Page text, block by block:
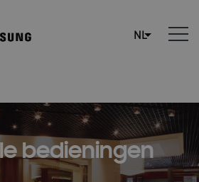
bedieningen